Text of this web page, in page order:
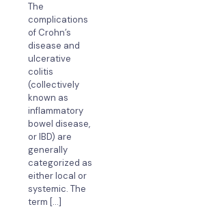
The
complications
of Crohn’s
disease and
ulcerative
colitis
(collectively
known as
inflammatory
bowel disease,
or IBD) are
generally
categorized as
either local or
systemic. The
term […]